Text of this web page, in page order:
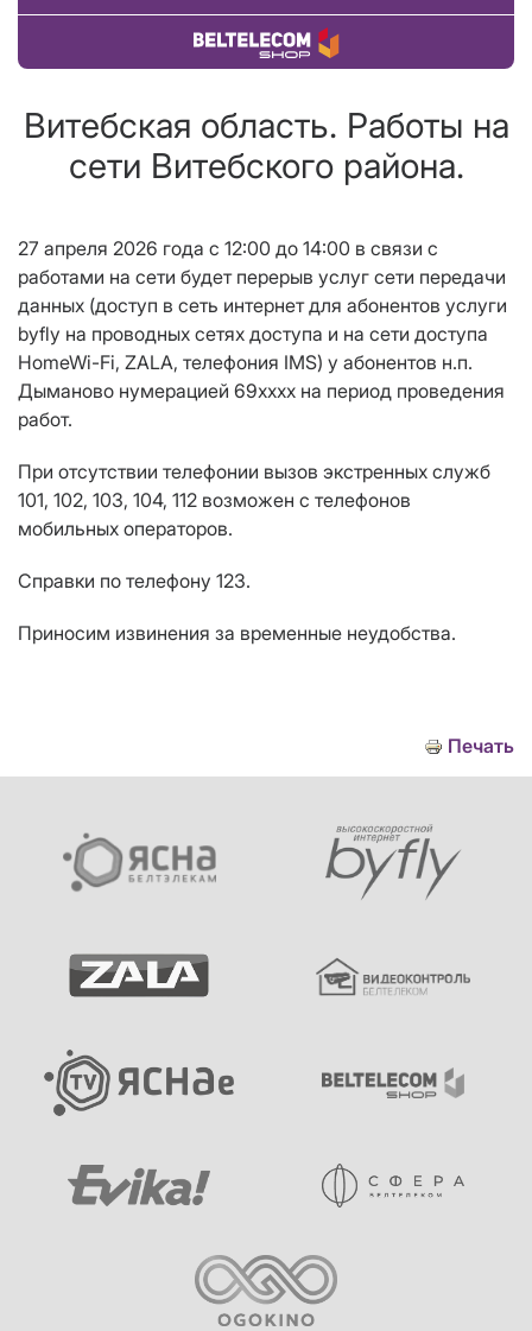
Купить товар
Витебская область. Работы на
сети Витебского района.
27 апреля 2026 года с 12:00 до 14:00 в связи с
работами на сети будет перерыв услуг сети передачи
данных (доступ в сеть интернет для абонентов услуги
byfly на проводных сетях доступа и на сети доступа
HomeWi-Fi, ZALA, телефония IMS) у абонентов н.п.
Дыманово нумерацией 69хххх на период проведения
работ.
При отсутствии телефонии вызов экстренных служб
101, 102, 103, 104, 112 возможен с телефонов
мобильных операторов.
Справки по телефону 123.
Приносим извинения за временные неудобства.
Печать